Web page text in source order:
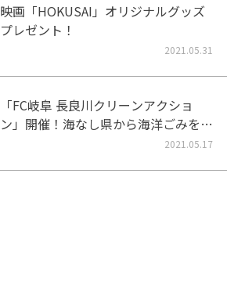
映画「HOKUSAI」オリジナルグッズ
プレゼント！
2021.05.31
「FC岐阜 長良川クリーンアクショ
ン」開催！海なし県から海洋ごみをな
2021.05.17